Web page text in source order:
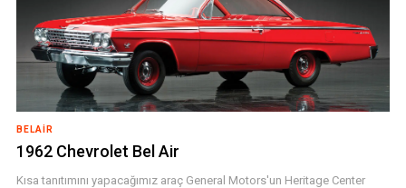
BELAIR
1962 Chevrolet Bel Air
Kısa tanıtımını yapacağımız araç General Motors'un Heritage Center